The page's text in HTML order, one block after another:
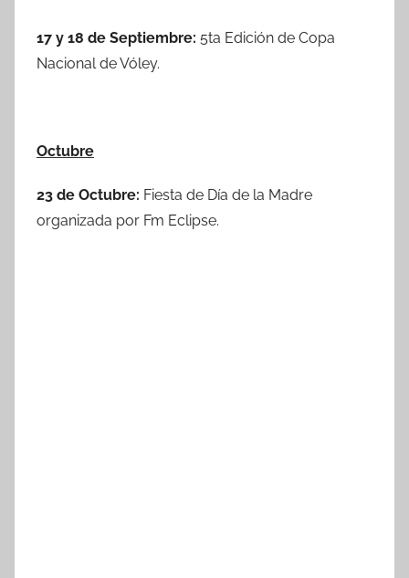
17 y 18 de Septiembre: 5ta Edición de Copa
Nacional de Vóley.
Octubre
23 de Octubre: Fiesta de Día de la Madre
organizada por Fm Eclipse.